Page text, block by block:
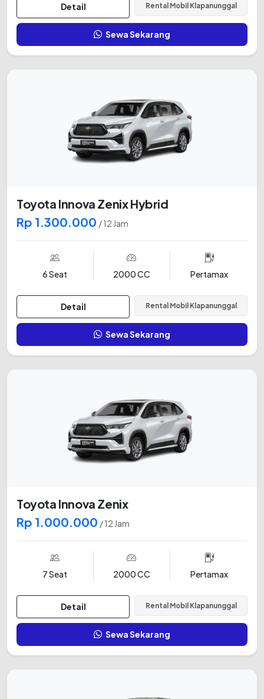
Detail Rental Mobil Klapanunggal
Sewa Sekarang
Toyota Innova Zenix Hybrid
Rp 1.300.000 / 12 Jam
6 Seat 2000 CC Pertamax
Detail Rental Mobil Klapanunggal
Sewa Sekarang
Toyota Innova Zenix
Rp 1.000.000 / 12 Jam
7 Seat 2000 CC Pertamax
Detail Rental Mobil Klapanunggal
Sewa Sekarang